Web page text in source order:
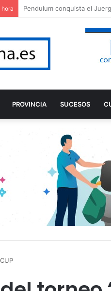
PROVINCIA SUCESOS